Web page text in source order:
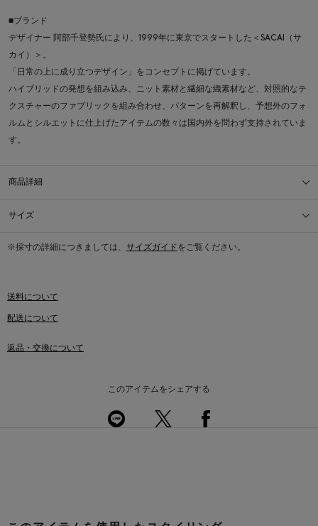
■ブランド
デザイナー 阿部千登勢氏により、1999年に東京でスタートした＜SACAI（サ
カイ）＞。
「日常の上に成り立つデザイン」をコンセプトに掲げています。
ハイブリッドの発想を組み込み、ニット素材と繊細な織素材など、対照的なテ
クスチャーのファブリックを組み合わせ、パターンを再解釈し、予想外のフォ
ルムとシルエットに仕上げたアイテムの数々は国内外を問わず支持されていま
す。
商品詳細
サイズ
※採寸の詳細につきましては、 サイズガイドをご覧ください。
送料について
配送について
返品・交換について
このアイテムをシェアする